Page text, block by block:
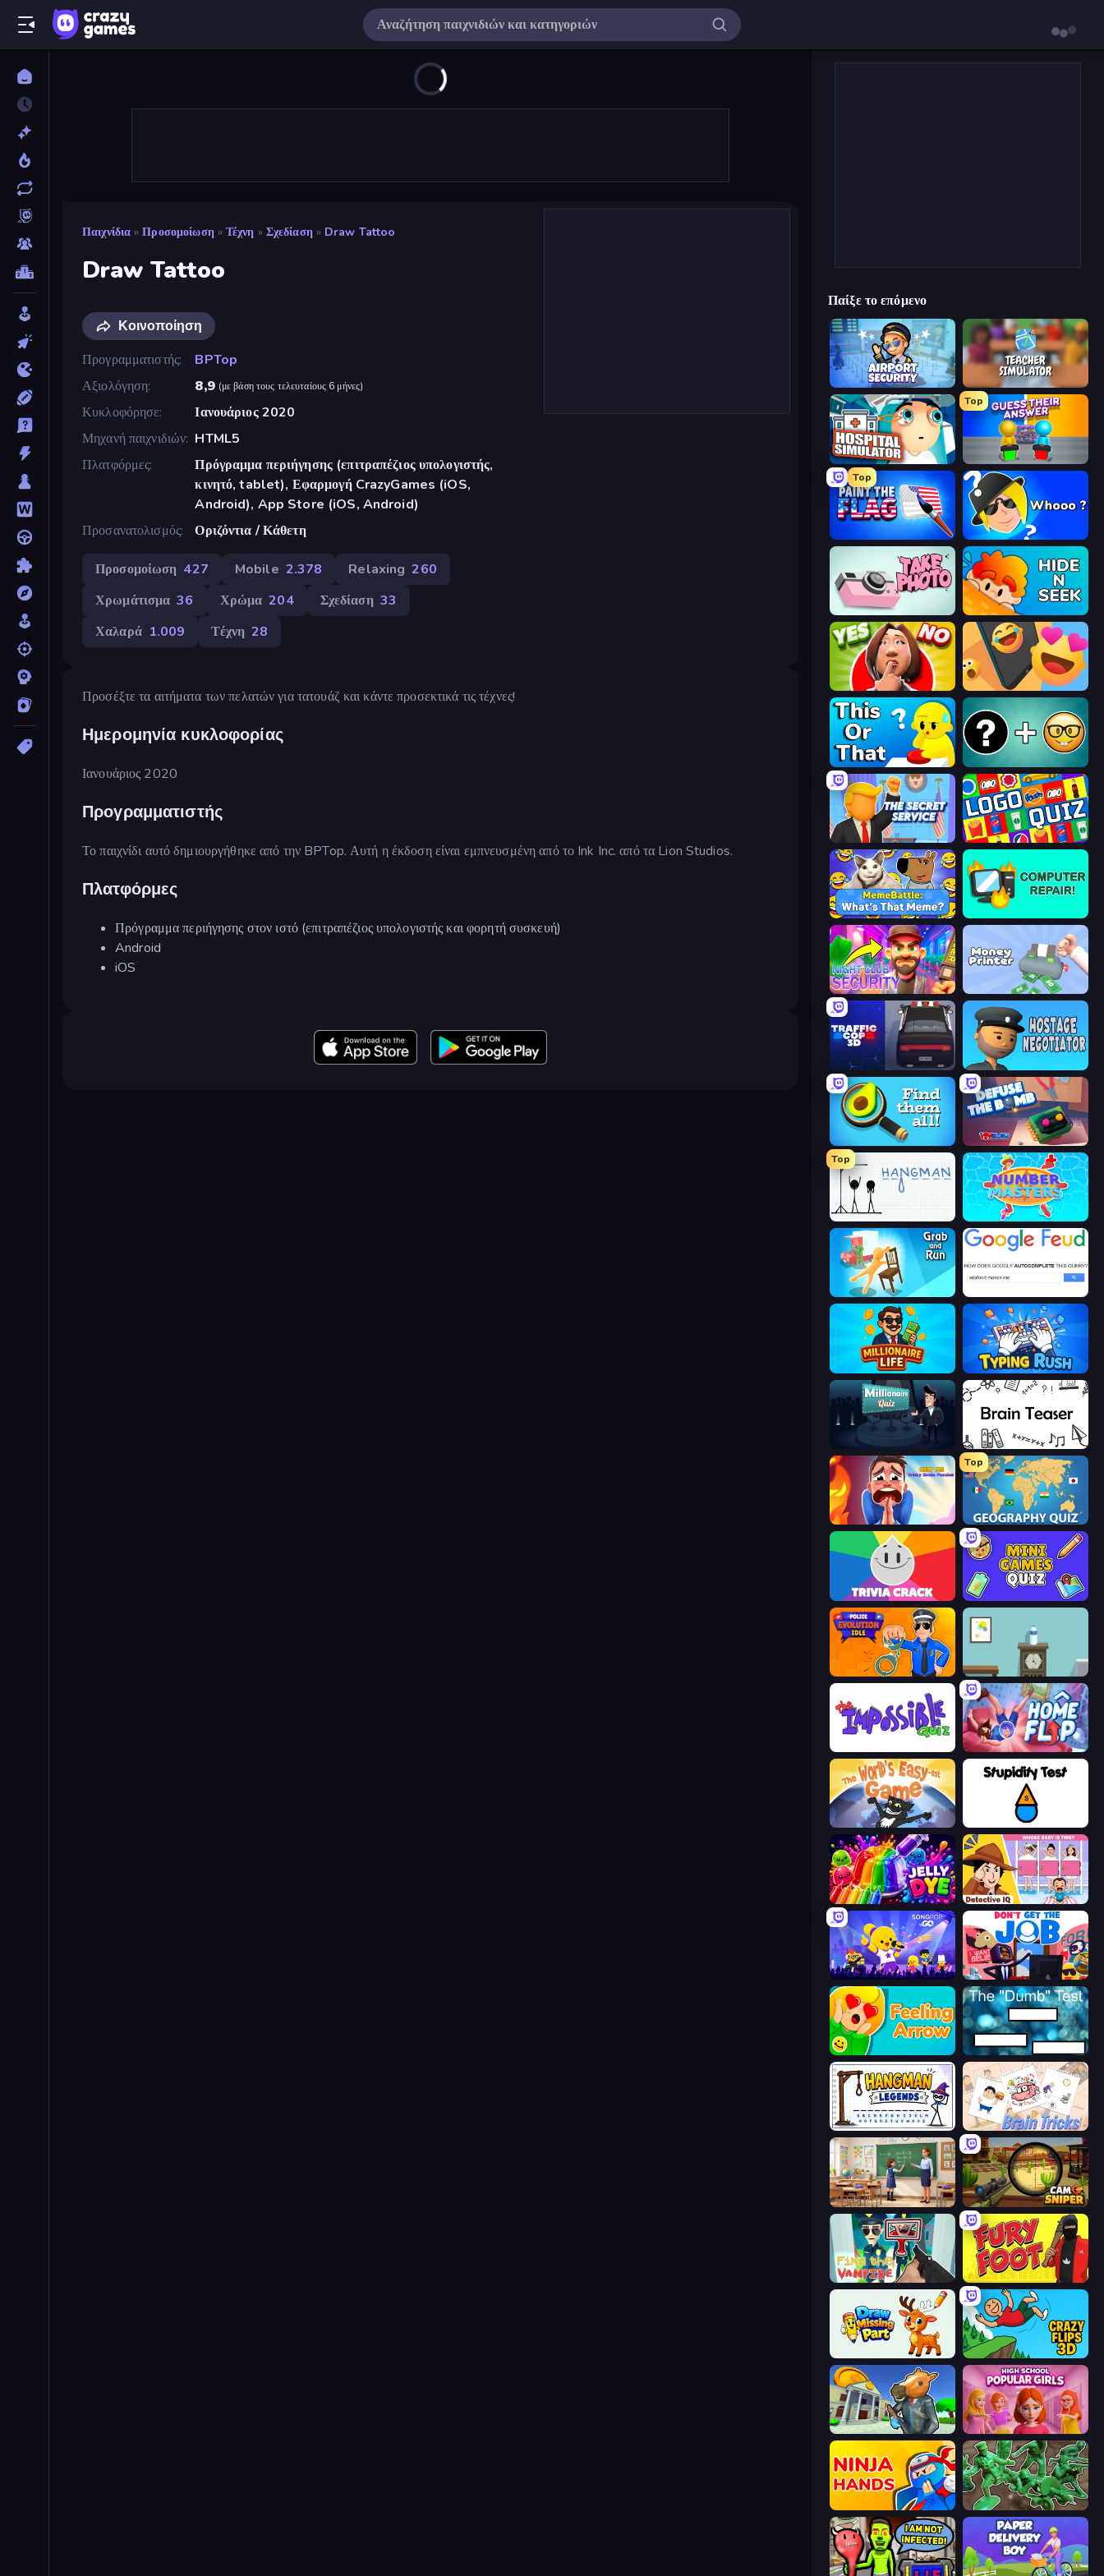
Παιχνίδια » Προσομοίωση » Τέχνη » Σχεδίαση » Draw Tattoo
Draw Tattoo
Κοινοποίηση
Προγραμματιστής
BPTop
Αξιολόγηση
8,9 (με βάση τους τελευταίους 6 μήνες)
Κυκλοφόρησε
Ιανουάριος 2020
Μηχανή παιχνιδιών HTML5
Πλατφόρμες
Πρόγραμμα περιήγησης (επιτραπέζιος υπολογιστής,
κινητό, tablet), Εφαρμογή CrazyGames (iOS,
Android), App Store (iOS, Android)
Προσανατολισμός
Οριζόντια / Κάθετη
Προσομοίωση 427 Mobile 2.378 Relaxing 260
Χρωμάτισμα 36 Χρώμα 204 Σχεδίαση 33
Χαλαρά 1.009 Τέχνη 28
Προσέξτε τα αιτήματα των πελατών για τατουάζ και κάντε προσεκτικά τις τέχνες!
Ημερομηνία κυκλοφορίας
Ιανουάριος 2020
Προγραμματιστής
Το παιχνίδι αυτό δημιουργήθηκε από την BPTop. Αυτή η έκδοση είναι εμπνευσμένη από το Ink Inc. από τα Lion Studios.
Πλατφόρμες
Πρόγραμμα περιήγησης στον ιστό (επιτραπέζιος υπολογιστής και φορητή συσκευή)
Android
iOS
Παίξε το επόμενο
Airport Security Teacher Simulator
Hospital Simulator
Top
Guess Their Answer
Top
Paint the Flag Whooo?
Take Photo Hide N Seek
Yes or No Challenge Reply Run
ToT or Trivia
The Secret Service Logo Quiz: Game World Trivia
MemeBattle: What's That Meme?
Night Club Security Money Printer
Traffic Cop 3D Hostage Negotiator
Find Them All! Defuse the Bomb 3D
Top
Hangman Number Masters
Grab and Run
Millionaire Life Typing Rush
Millionaire Quiz Brain Teaser
Help Me: Tricky Brain Puzzles
Top
Geography Quiz: Flags and Capitals
Trivia Crack Mini Games Quiz
Police Evolution Idle Flip Bottle
Home Flip
Stupidity Test
Jelly Dye Detective IQ: Brain Games
SongPop GO Don't Get the Job
Feeling Arrow The Dumb Test
Hangman Legends Brain Tricks: Brain Games
High School Teacher Simulator Camo Sniper
Find the Vampire Fury Foot
Draw Missing Part | DOP Puzzle Crazy Flips 3D
Bank Robbery 3
Ninja Hands Soldiers - Capture and Control!